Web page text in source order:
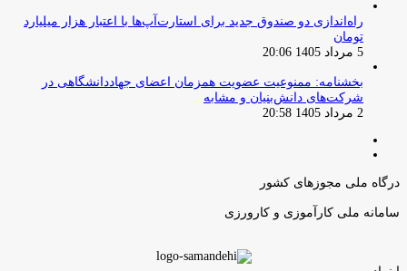
راه‌اندازی دو صندوق جدید برای استارت‌آپ‌ها با اعتبار هزار میلیارد
تومان
5 مرداد 1405 20:06
بخشنامه: ممنوعیت عضویت همزمان اعضای جهاددانشگاهی در
شرکت‌های دانش‌بنیان و مشابه
2 مرداد 1405 20:58
درگاه ملی مجوزهای کشور
سامانه ملی کارآموزی و کارورزی